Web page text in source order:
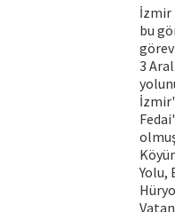
İzmir
bu
3
Yolu,